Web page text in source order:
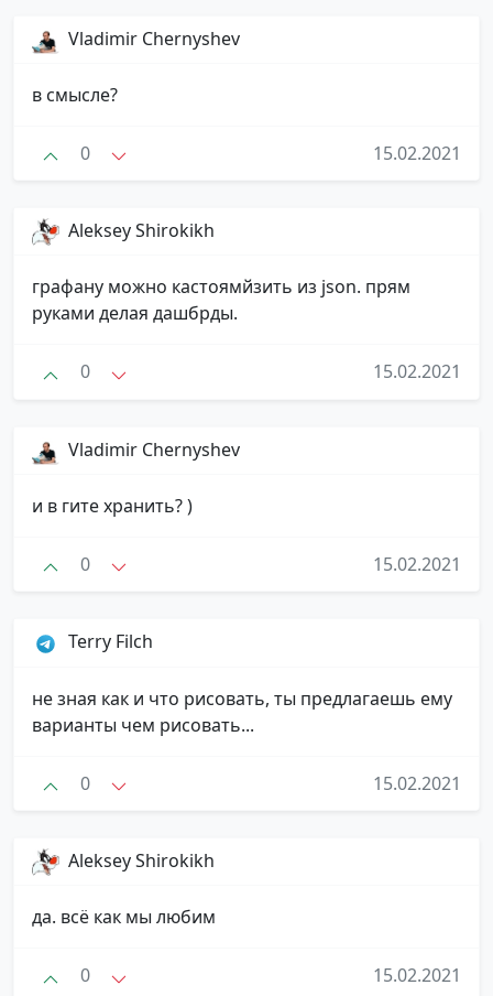
Vladimir Chernyshev
в смысле?
0 15.02.2021
Aleksey Shirokikh
графану можно кастоямйзить из json. прям
руками делая дашбрды.
0 15.02.2021
Vladimir Chernyshev
и в гите хранить? )
0 15.02.2021
Terry Filch
не зная как и что рисовать, ты предлагаешь ему
варианты чем рисовать...
0 15.02.2021
Aleksey Shirokikh
да. всё как мы любим
0 15.02.2021